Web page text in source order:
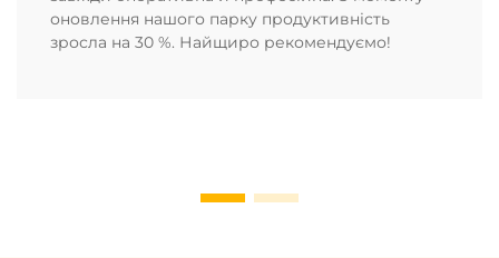
оновлення нашого парку продуктивність
зросла на 30 %. Найщиро рекомендуємо!